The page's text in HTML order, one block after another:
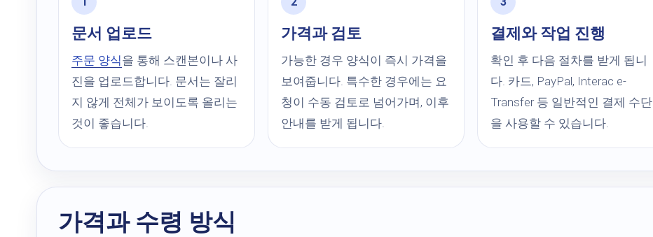
문서 업로드
주문 양식을 통해 스캔본이나 사
진을 업로드합니다. 문서는 잘리
지 않게 전체가 보이도록 올리는
것이 좋습니다.
가격과 검토
가능한 경우 양식이 즉시 가격을
보여줍니다. 특수한 경우에는 요
청이 수동 검토로 넘어가며, 이후
안내를 받게 됩니다.
결제와 작업 진행
확인 후 다음 절차를 받게 됩니
다. 카드, PayPal, Interac e-
Transfer 등 일반적인 결제 수단
을 사용할 수 있습니다.
가격과 수령 방식